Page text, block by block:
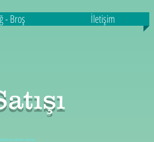
parça imalatı, yedek
imalatı, Kaplin imalatlarımız,yedek parça imalatı, Kaplin imalatlarımız,yedek parça imalatı, Kaplin imalatlarımız,yedek parça imalatı, Kaplin imalatlarımız,yedek parça imalatı, Kaplin imalatlarımız,yedek parça imalatı, Kaplin imalatlarımız,yedek parça imalatı, Kaplin imalatlarımız,yedek parça imalatı, Kaplin imalatlarımız,yedek parça imalatı, Kaplin imalatlarımız,yedek parça imalatı, Kaplin imalatlarımız,yedek parça imalatı, Kaplin imalatlarımız,yedek parça imalatı, Kaplin imalatlarımız,yedek parça imalatı, Kaplin imalatlarımız,yedek parça imalatı, Kaplin imalatlarımız,yedek parça imalatı, Kaplin imalatlarımız,yedek parça imalatı, Kaplin imalatlarımız,yedek parça imalatı, Kaplin imalatlarımız,yedek parça imalatı, Kaplin imalatlarımız,yedek parça imalatı, Kaplin imalatlarımız,yedek parça imalatı, Kaplin imalatlarımız,yedek parça imalatı, Kaplin imalatlarımız,yedek parça imalatı, Kaplin imalatlarımız,yedek parça imalatı, Kaplin imalatlarımız,yedek parça imalatı, Kaplin imalatlarımız,yede
- Broş İletişim